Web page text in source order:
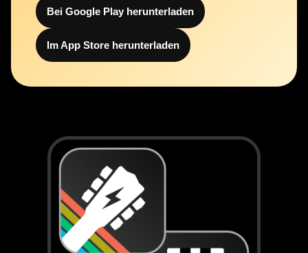
Bei Google Play herunterladen
Im App Store herunterladen